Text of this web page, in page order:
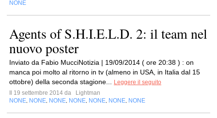
NONE
Agents of S.H.I.E.L.D. 2: il team nel
nuovo poster
Inviato da Fabio MucciNotizia | 19/09/2014 ( ore 20:38 ) : on
manca poi molto al ritorno in tv (almeno in USA, in Italia dal 15
ottobre) della seconda stagione...
Leggere il seguito
Il 19 settembre 2014 da
Lightman
NONE NONE NONE NONE NONE NONE NONE